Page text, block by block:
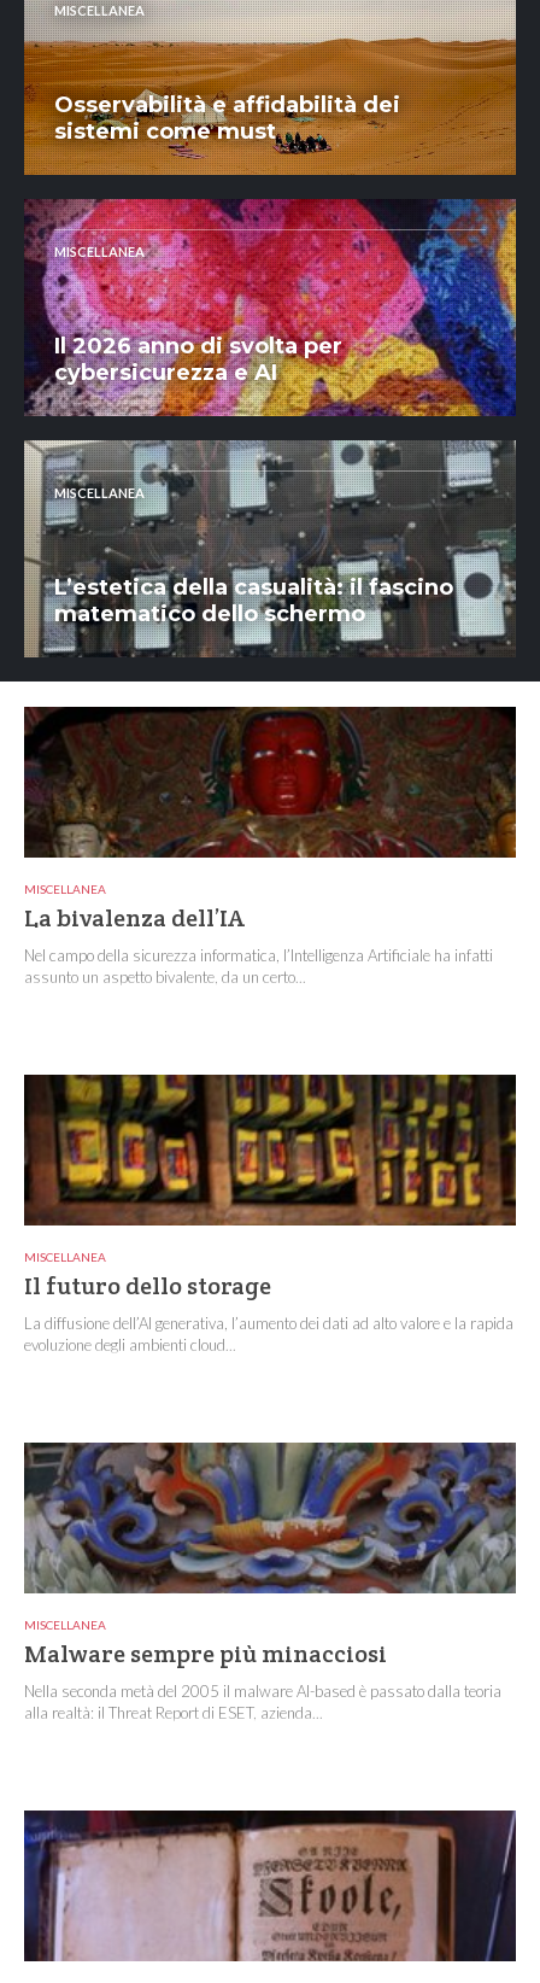
MISCELLANEA
Osservabilità e affidabilità dei
sistemi come must
MISCELLANEA
Il 2026 anno di svolta per
cybersicurezza e AI
MISCELLANEA
L’estetica della casualità: il fascino
matematico dello schermo
MISCELLANEA
La bivalenza dell’IA
Nel campo della sicurezza informatica, l’Intelligenza Artificiale ha infatti
assunto un aspetto bivalente, da un certo...
MISCELLANEA
Il futuro dello storage
La diffusione dell’AI generativa, l’aumento dei dati ad alto valore e la rapida
evoluzione degli ambienti cloud...
MISCELLANEA
Malware sempre più minacciosi
Nella seconda metà del 2005 il malware AI-based è passato dalla teoria
alla realtà: il Threat Report di ESET, azienda...